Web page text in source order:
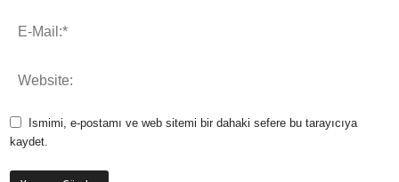
Ismimi, e-postamı ve web sitemi bir dahaki sefere bu tarayıcıya
kaydet.